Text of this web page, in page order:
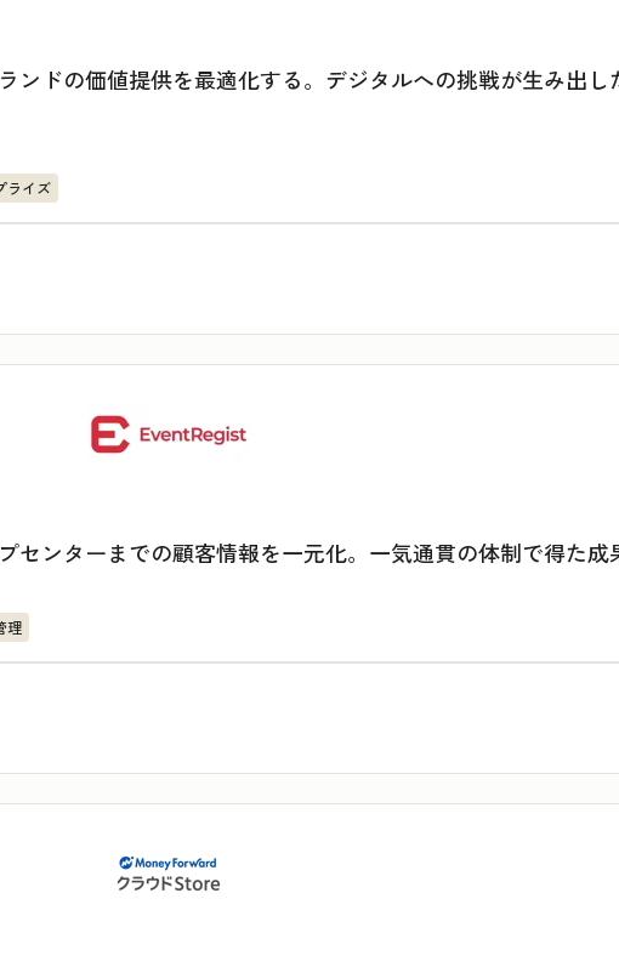
ンドの価値提供を最適化する。デジタルへの挑戦が生み出
ライズ
センターまでの顧客情報を一元化。一気通貫の体制で得た成
理